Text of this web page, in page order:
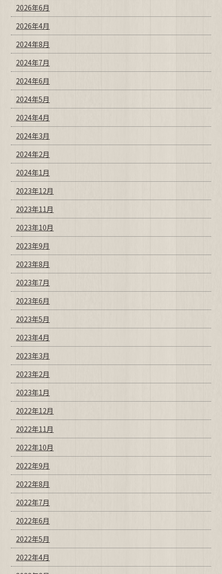
2026年6月
2026年4月
2024年8月
2024年7月
2024年6月
2024年5月
2024年4月
2024年3月
2024年2月
2024年1月
2023年12月
2023年11月
2023年10月
2023年9月
2023年8月
2023年7月
2023年6月
2023年5月
2023年4月
2023年3月
2023年2月
2023年1月
2022年12月
2022年11月
2022年10月
2022年9月
2022年8月
2022年7月
2022年6月
2022年5月
2022年4月